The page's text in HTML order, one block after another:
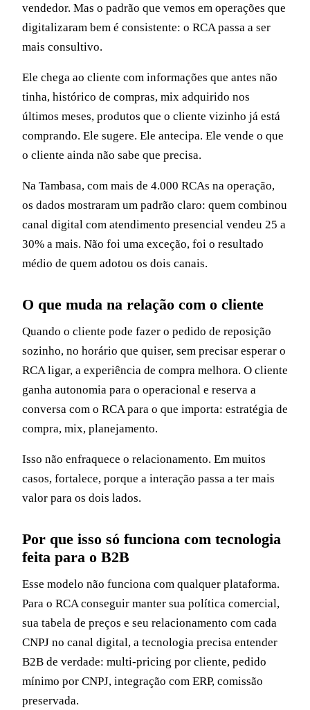
vendedor. Mas o padrão que vemos em operações que
digitalizaram bem é consistente: o RCA passa a ser
mais consultivo.
Ele chega ao cliente com informações que antes não
tinha, histórico de compras, mix adquirido nos
últimos meses, produtos que o cliente vizinho já está
comprando. Ele sugere. Ele antecipa. Ele vende o que
o cliente ainda não sabe que precisa.
Na Tambasa, com mais de 4.000 RCAs na operação,
os dados mostraram um padrão claro: quem combinou
canal digital com atendimento presencial vendeu 25 a
30% a mais. Não foi uma exceção, foi o resultado
médio de quem adotou os dois canais.
O que muda na relação com o cliente
Quando o cliente pode fazer o pedido de reposição
sozinho, no horário que quiser, sem precisar esperar o
RCA ligar, a experiência de compra melhora. O cliente
ganha autonomia para o operacional e reserva a
conversa com o RCA para o que importa: estratégia de
compra, mix, planejamento.
Isso não enfraquece o relacionamento. Em muitos
casos, fortalece, porque a interação passa a ter mais
valor para os dois lados.
Por que isso só funciona com tecnologia
feita para o B2B
Esse modelo não funciona com qualquer plataforma.
Para o RCA conseguir manter sua política comercial,
sua tabela de preços e seu relacionamento com cada
CNPJ no canal digital, a tecnologia precisa entender
B2B de verdade: multi-pricing por cliente, pedido
mínimo por CNPJ, integração com ERP, comissão
preservada.